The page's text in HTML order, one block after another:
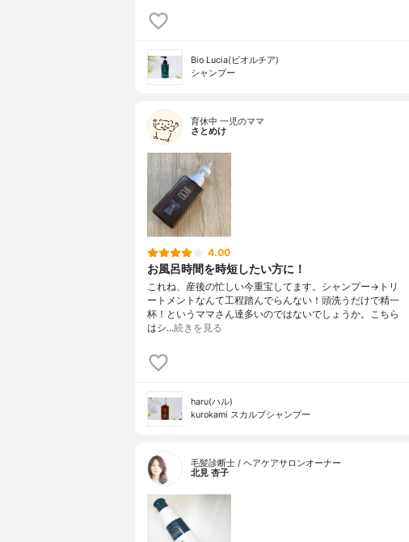
Bio Lucia(ビオルチア)
シャンプー
育休中 一児のママ
さとめけ
4.00
お風呂時間を時短したい方に！
これね、産後の忙しい今重宝してます。シャンプー→トリ
ートメントなんて工程踏んでらんない！頭洗うだけで精一
杯！というママさん達多いのではないでしょうか。こちら
はシ…続きを見る
haru(ハル)
kurokami スカルプシャンプー
毛髪診断士 / ヘアケアサロンオーナー
北見 杏子